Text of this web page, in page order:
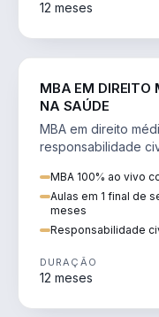
12 meses
MBA EM DIREITO
NA SAÚDE
MBA em direito
responsabilidade
MBA 100% ao vivo
Aulas em 1 final de
meses
Responsabilidade
DURAÇÃO
12 meses